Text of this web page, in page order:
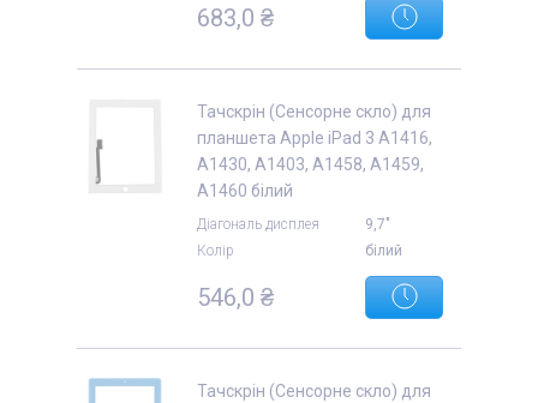
683,0 ₴
Тачскрін (Сенсорне скло) для
планшета Apple iPad 3 A1416,
A1430, A1403, A1458, A1459,
A1460 білий
Діагональ дисплея
9,7"
Колір
білий
546,0 ₴
Тачскрін (Сенсорне скло) для